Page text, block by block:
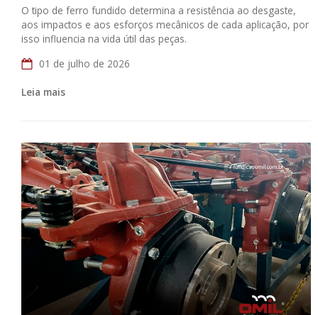
O tipo de ferro fundido determina a resistência ao desgaste,
aos impactos e aos esforços mecânicos de cada aplicação, por
isso influencia na vida útil das peças.
01 de julho de 2026
Leia mais